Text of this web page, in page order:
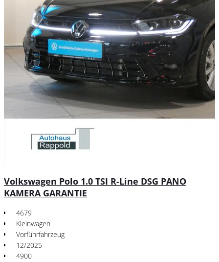
Volkswagen Polo 1.0 TSI R-Line DSG PANO
KAMERA GARANTIE
4679
Kleinwagen
Vorführfahrzeug
12/2025
4900